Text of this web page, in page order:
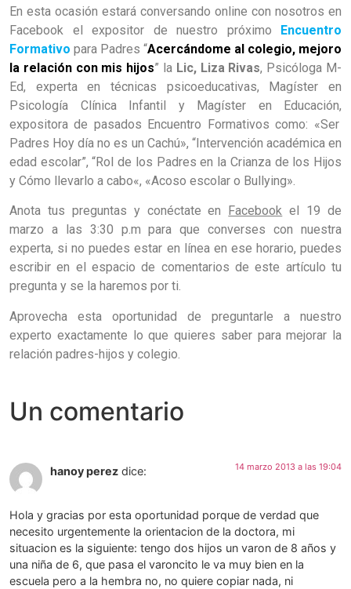
En esta ocasión estará conversando online con nosotros en
Facebook el expositor de nuestro próximo Encuentro
Formativo para Padres “Acercándome al colegio, mejoro
la relación con mis hijos” la Lic, Liza Rivas, Psicóloga M-
Ed,
experta en técnicas psicoeducativas, Magíster en
Psicología Clínica Infantil y Magíster en Educación,
expositora de pasados Encuentro Formativos como: «Ser
Padres Hoy día no es un Cachú», “Intervención académica en
edad escolar”, “Rol de los Padres en la Crianza de los Hijos
y Cómo llevarlo a cabo«, «Acoso escolar o Bullying».
Anota tus preguntas y conéctate en Facebook el 19 de
marzo a las 3:30 p.m para que converses con nuestra
experta, si no puedes estar en línea en ese horario, puedes
escribir en el espacio de comentarios de este artículo tu
pregunta y se la haremos por ti.
Aprovecha esta oportunidad de preguntarle a nuestro
experto exactamente lo que quieres saber para mejorar la
relación padres-hijos y colegio.
Un comentario
hanoy perez dice: 14 marzo 2013 a las 19:04
Hola y gracias por esta oportunidad porque de verdad que
necesito urgentemente la orientacion de la doctora, mi
situacion es la siguiente: tengo dos hijos un varon de 8 años y
una niña de 6, que pasa el varoncito le va muy bien en la
escuela pero a la hembra no, no quiere copiar nada, ni